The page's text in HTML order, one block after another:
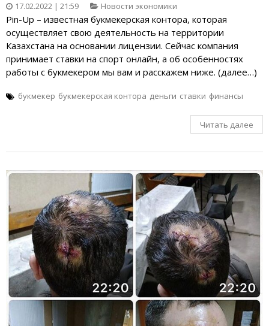
17.02.2022 | 21:59 Новости экономики
Pin-Up – известная букмекерская контора, которая
осуществляет свою деятельность на территории
Казахстана на основании лицензии. Сейчас компания
принимает ставки на спорт онлайн, а об особенностях
работы с букмекером мы вам и расскажем ниже. (далее…)
букмекер букмекерская контора деньги ставки финансы
Читать далее